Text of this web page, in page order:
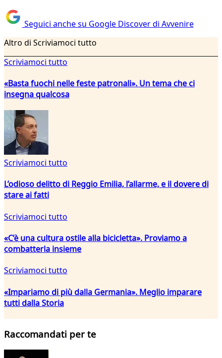
Seguici anche su Google Discover di Avvenire
Altro di Scriviamoci tutto
Scriviamoci tutto
«Basta fuochi nelle feste patronali». Un tema che ci
insegna qualcosa
Scriviamoci tutto
L’odioso delitto di Reggio Emilia, l’allarme, e il dovere di
stare ai fatti
Scriviamoci tutto
«C’è una cultura ostile alla bicicletta». Proviamo a
combatterla insieme
Scriviamoci tutto
«Impariamo di più dalla Germania». Meglio imparare
tutti dalla Storia
Raccomandati per te